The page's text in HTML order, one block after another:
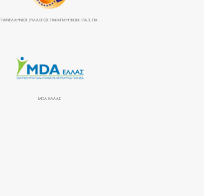
ΠΑΝΕΛΛΉΝΙΟΣ ΣΎΛΛΟΓΟΣ ΠΑΡΑΠΛΗΓΙΚΏΝ: ΠΑ.Σ.ΠΑ
MDA ΕΛΛΑΣ